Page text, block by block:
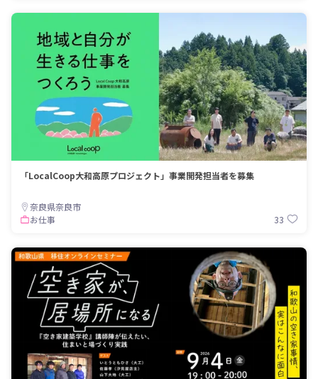
「LocalCoop大和高原プロジェクト」事業開発担当者を募集
奈良県奈良市
お仕事
33